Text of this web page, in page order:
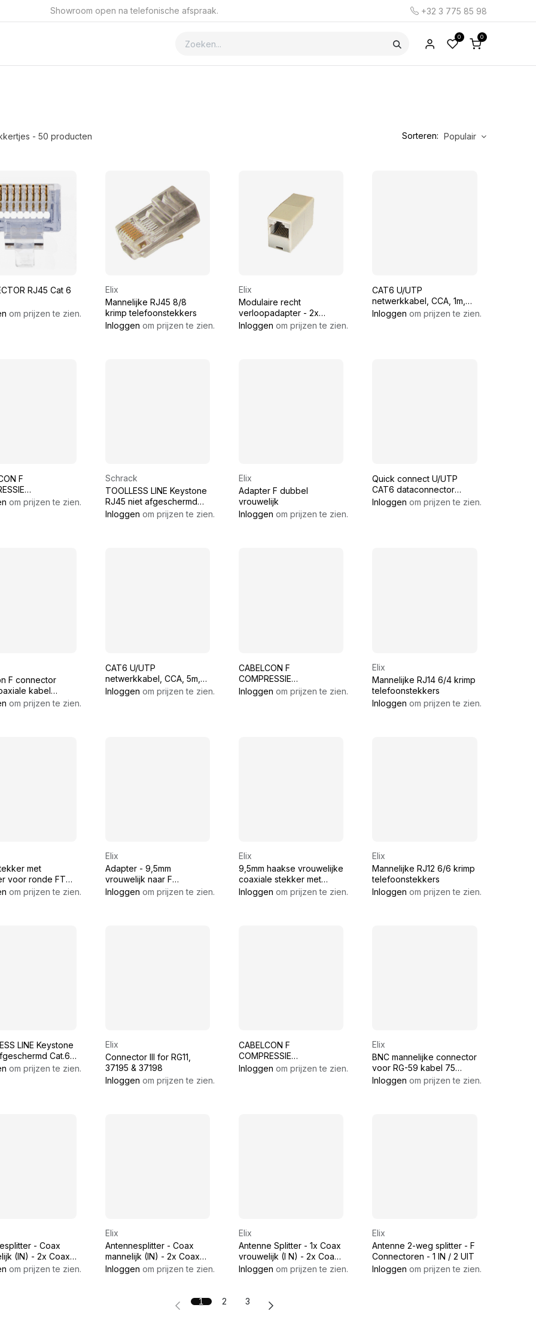
Showroom open na telefonische afspraak. +32 3 775 85 98
0 0
- 50 producten Sorteren: Populair
RJ45 Cat 6
om prijzen te zien.
Elix
Mannelijke RJ45 8/8
krimp telefoonstekkers
Inloggen om prijzen te zien.
Elix
Modulaire recht
verloopadapter - 2x
Vrouwelijke RJ45 8/8
Inloggen om prijzen te zien.
CAT6 U/UTP
netwerkkabel, CCA, 1m,
wit
Inloggen om prijzen te zien.
F
VOOR RG6
om prijzen te zien.
Schrack
TOOLLESS LINE Keystone
RJ45 niet afgeschermd
Cat.6
Inloggen om prijzen te zien.
Elix
Adapter F dubbel
vrouwelijk
Inloggen om prijzen te zien.
Quick connect U/UTP
CAT6 dataconnector
RJ45 met witte thule
Inloggen om prijzen te zien.
F connector
kabel
of soortgelijk
om prijzen te zien.
CAT6 U/UTP
netwerkkabel, CCA, 5m,
wit
Inloggen om prijzen te zien.
CABELCON F
COMPRESSIE
CONNECTOR VOOR RG11
Inloggen om prijzen te zien.
Elix
Mannelijke RJ14 6/4 krimp
telefoonstekkers
Inloggen om prijzen te zien.
met
voor ronde FTP
6
om prijzen te zien.
Elix
Adapter - 9,5mm
vrouwelijk naar F
vrouwelijk
Inloggen om prijzen te zien.
Elix
9,5mm haakse vrouwelijke
coaxiale stekker met
schroef
Inloggen om prijzen te zien.
Elix
Mannelijke RJ12 6/6 krimp
telefoonstekkers
Inloggen om prijzen te zien.
LINE Keystone
Cat.6a
om prijzen te zien.
Elix
Connector III for RG11,
37195 & 37198
Inloggen om prijzen te zien.
CABELCON F
COMPRESSIE
CONNECTOR VOOR RG14
Inloggen om prijzen te zien.
Elix
BNC mannelijke connector
voor RG-59 kabel 75
ohms
Inloggen om prijzen te zien.
- Coax
(IN) - 2x Coax
(OUT) 9,5mm
om prijzen te zien.
Elix
Antennesplitter - Coax
mannelijk (IN) - 2x Coax
vrouwelijk (OUT) 9,5mm
Inloggen om prijzen te zien.
Elix
Antenne Splitter - 1x Coax
vrouwelijk (I N) - 2x Coax
mannelijk (UIT) 9,5mm
Inloggen om prijzen te zien.
Elix
Antenne 2-weg splitter - F
Connectoren - 1 IN / 2 UIT
Inloggen om prijzen te zien.
1 2 3